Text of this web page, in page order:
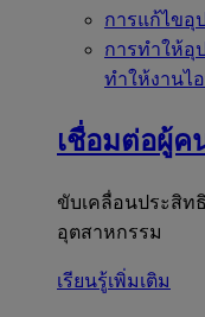
การแก้ไขอุ
การทำให้อุ
ทำให้งานไ
เชื่อมต่อผู้ค
ขับเคลื่อนประสิท
อุตสาหกรรม
เรียนรู้เพิ่มเติม